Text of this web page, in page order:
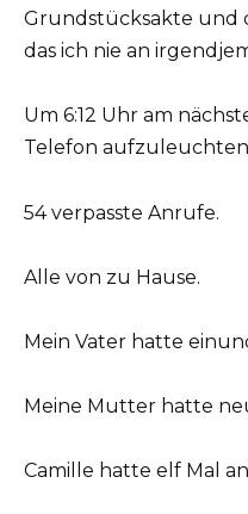
Grundstücksakte und
das ich nie an
Um 6:12 Uhr am
Telefon
54 verpasste Anrufe.
Alle von zu Hause.
Mein Vater hatte
Meine Mutter hatte
Camille hatte elf Mal